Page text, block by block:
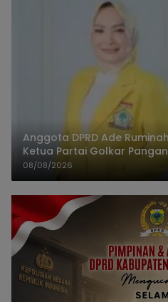
Anggota DPRD Ade
Ketua Partai Golkar
08/08/2026